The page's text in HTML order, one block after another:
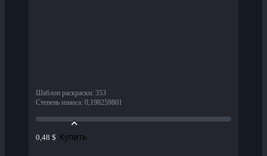
Шаблон раскраски: 353
Степень износа: 0,198259801
0,48 $ Купить